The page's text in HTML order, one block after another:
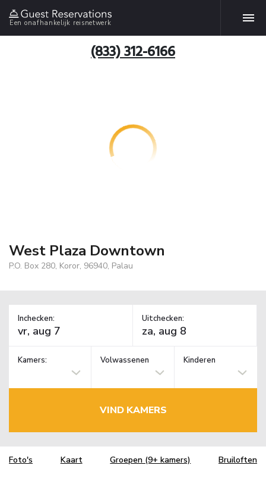
Een onafhankelijk reisnetwerk
(833) 312-6166
West Plaza Downtown
P.O. Box 280, Koror, 96940, Palau
Inchecken: Uitchecken:
Kamers: Volwassenen Kinderen
VIND KAMERS
Foto's Kaart Groepen (9+ kamers) Bruiloften